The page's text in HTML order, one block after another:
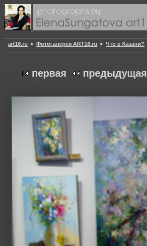
art16.ru Фотогалерея ART16.ru Что в Казани?
первая предыдущая